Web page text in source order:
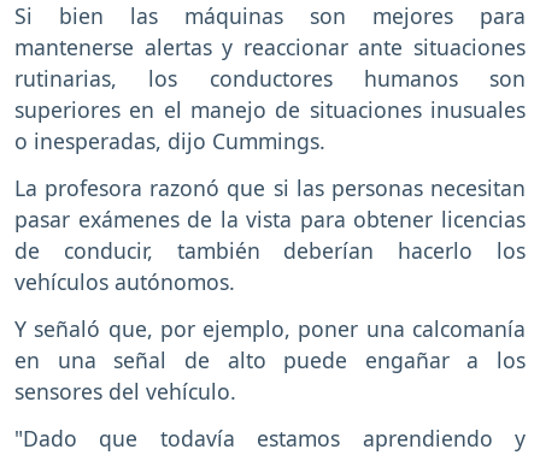
Si bien las máquinas son mejores para
mantenerse alertas y reaccionar ante situaciones
rutinarias, los conductores humanos son
superiores en el manejo de situaciones inusuales
o inesperadas, dijo Cummings.
La profesora razonó que si las personas necesitan
pasar exámenes de la vista para obtener licencias
de conducir, también deberían hacerlo los
vehículos autónomos.
Y señaló que, por ejemplo, poner una calcomanía
en una señal de alto puede engañar a los
sensores del vehículo.
"Dado que todavía estamos aprendiendo y